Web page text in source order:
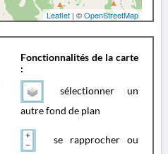
Leaflet | ©OpenStreetMap
Fonctionnalités de la carte
:
sélectionner un
autre fond de plan
se rapprocher ou